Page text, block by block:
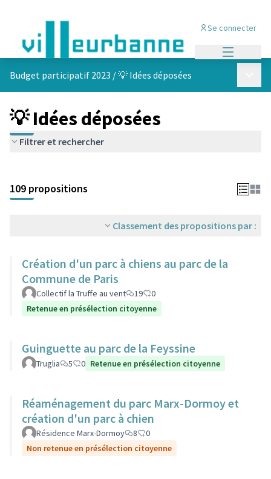
Se connecter
Budget participatif 2023 /💡 Idées déposées
💡 Idées déposées
Filtrer et rechercher
+
−
109 propositions
Classement des propositions par :
Création d'un parc à chiens au parc de la
Commune de Paris
Collectif la Truffe au vent 19
0
Retenue en présélection citoyenne
Guinguette au parc de la Feyssine
Truglia 5 0 Retenue en présélection citoyenne
Réaménagement du parc Marx-Dormoy et
création d'un parc à chien
Résidence Marx-Dormoy 8
0
Non retenue en présélection citoyenne